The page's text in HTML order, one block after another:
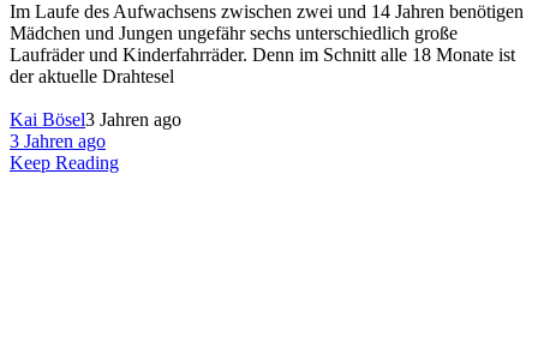
Im Laufe des Aufwachsens zwischen zwei und 14 Jahren benötigen
Mädchen und Jungen ungefähr sechs unterschiedlich große
Laufräder und Kinderfahrräder. Denn im Schnitt alle 18 Monate ist
der aktuelle Drahtesel
Kai Bösel3 Jahren ago
3 Jahren ago
Keep Reading